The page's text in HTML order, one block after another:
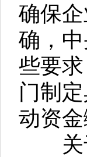
确保
确，
些要
门制
动资金